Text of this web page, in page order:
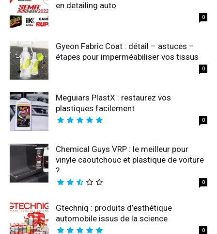
en detailing auto
0
Gyeon Fabric Coat : détail – astuces –
étapes pour imperméabiliser vos tissus
0
Meguiars PlastX : restaurez vos
plastiques facilement
0
Chemical Guys VRP : le meilleur pour
vinyle caoutchouc et plastique de voiture
?
0
Gtechniq : produits d’esthétique
automobile issus de la science
0